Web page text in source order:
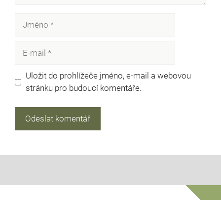
Uložit do prohlížeče jméno, e-mail a webovou
stránku pro budoucí komentáře.